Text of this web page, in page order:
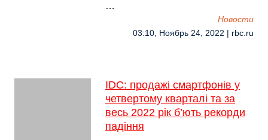
…
Новости
03:10, Ноябрь 24, 2022 | rbc.ru
IDC: продажі смартфонів у
четвертому кварталі та за
весь 2022 рік б’ють рекорди
падіння